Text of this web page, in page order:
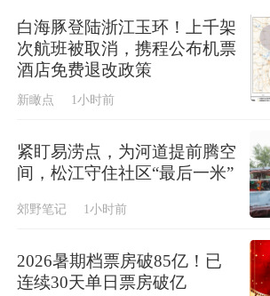
白海豚登陆浙江玉环！上千架
次航班被取消，携程公布机票
酒店免费退改政策
新瞰点 1小时前
紧盯易涝点，为河道提前腾空
间，松江守住社区“最后一米”
郊野笔记 1小时前
2026暑期档票房破85亿！已
连续30天单日票房破亿